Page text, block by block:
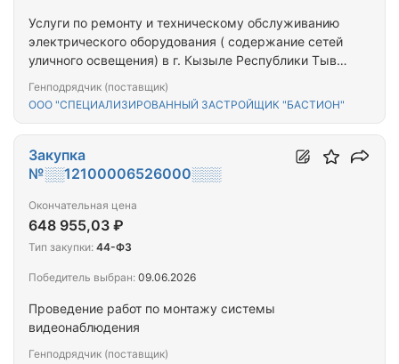
Услуги по ремонту и техническому обслуживанию
электрического оборудования ( содержание сетей
уличного освещения) в г. Кызыле Республики Тыва
Генподрядчик (поставщик)
ООО "СПЕЦИАЛИЗИРОВАННЫЙ ЗАСТРОЙЩИК "БАСТИОН"
Проведение работ по монтажу системы
видеонаблюдения
Генподрядчик (поставщик)
Закупка
№░░12100006526000░░░
Окончательная цена
648 955,03 ₽
Тип закупки: 44-ФЗ
Победитель выбран: 09.06.2026